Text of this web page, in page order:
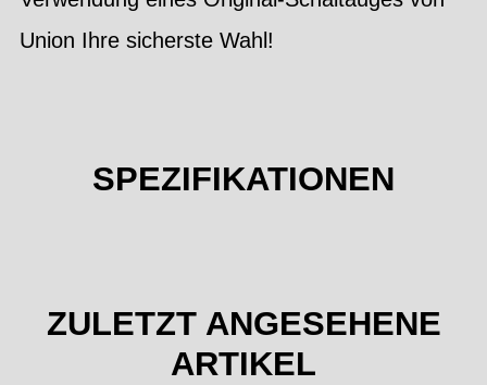
Union Ihre sicherste Wahl!
SPEZIFIKATIONEN
ZULETZT ANGESEHENE
ARTIKEL